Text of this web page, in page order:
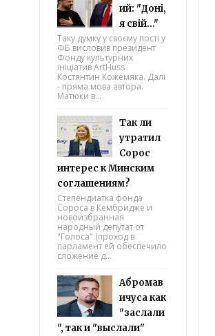
ий: "Доні,
я свій..."
Таку думку у своєму пості у
ФБ висловив президент
Фонду культурних
ініціатив ArtHuss
Костянтин Кожемяка. Далі
- пряма мова автора.
Матюки в...
Так ли
утратил
Сорос
интерес к Минским
соглашениям?
Степендиатка фонда
Сороса в Кембридже и
новоизбранная
народный депутат от
"Голоса" (проход в
парламент ей обеспечило
сложение д...
Абромав
ичуса как
"заслали
", так и "выслали"